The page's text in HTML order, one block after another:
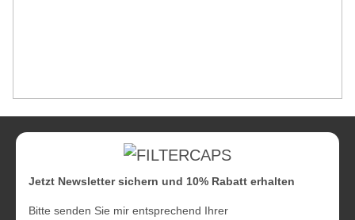
Jetzt Newsletter sichern und 10% Rabatt erhalten
Bitte senden Sie mir entsprechend Ihrer